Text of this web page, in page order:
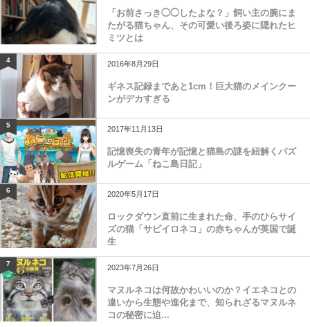
「お前さっき◯◯したよな？」飼い主の腕にま
たがる猫ちゃん、その可愛い後ろ姿に隠れたヒ
ミツとは
4 2016年8月29日
ギネス記録まであと1cm！巨大猫のメインクー
ンがデカすぎる
5 2017年11月13日
記憶喪失の青年が記憶と猫島の謎を紐解くパズ
ルゲーム「ねこ島日記」
6 2020年5月17日
ロックダウン直前に生まれた命、手のひらサイ
ズの猫「サビイロネコ」の赤ちゃんが英国で誕
生
7 2023年7月26日
マヌルネコは何故かわいいのか？イエネコとの
違いから生態や進化まで、知られざるマヌルネ
コの秘密に迫...